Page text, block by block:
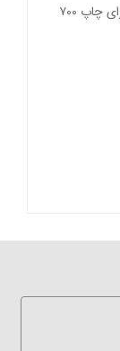
برای چاپ ۱۵۰۰ برگ متن در ابتدا داری تونر استارتر برای چاپ ۷۰۰